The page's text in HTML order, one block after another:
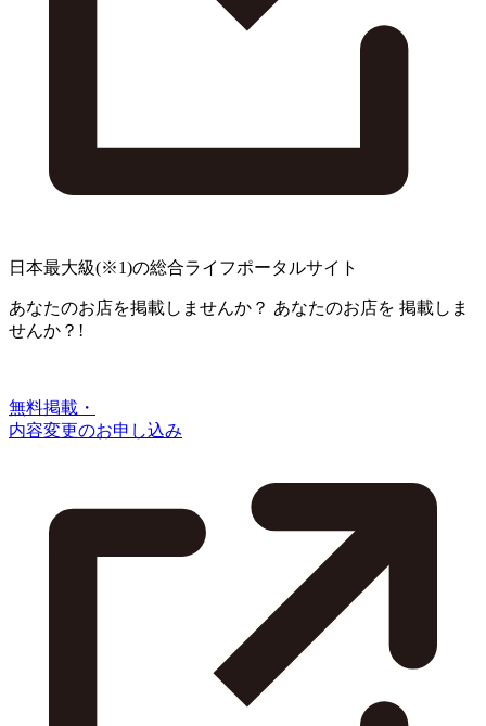
日本最大級(※1)の総合ライフポータルサイト
あなたのお店を掲載しませんか？ あなたのお店を 掲載しま
せんか？!
無料掲載・
内容変更のお申し込み